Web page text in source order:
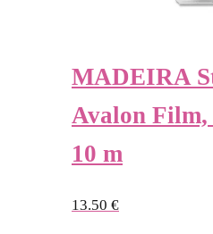
MADEIRA
Avalon Film,
10 m
13.50 €